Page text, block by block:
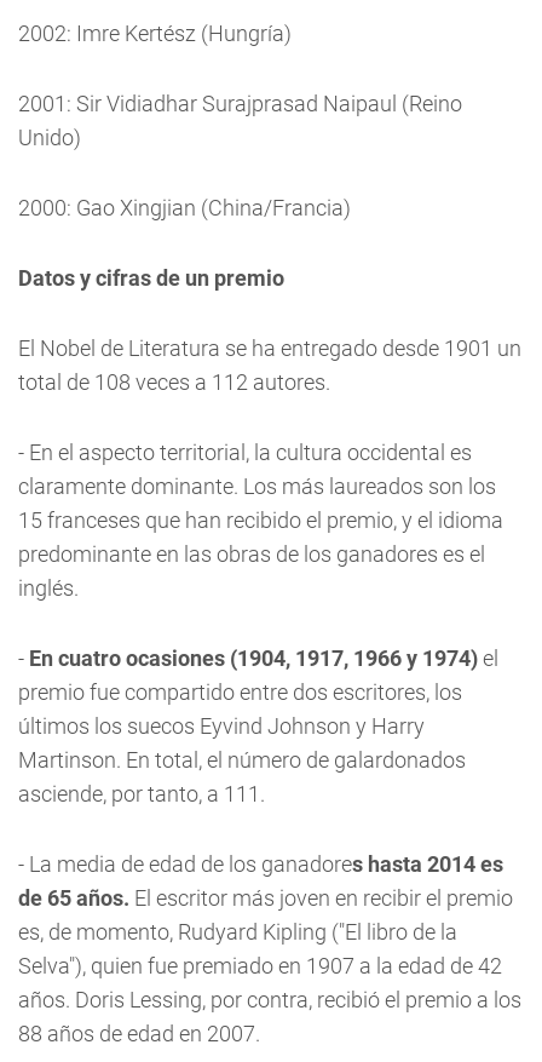
2002: Imre Kertész (Hungría)
2001: Sir Vidiadhar Surajprasad Naipaul (Reino
Unido)
2000: Gao Xingjian (China/Francia)
Datos y cifras de un premio
El Nobel de Literatura se ha entregado desde 1901 un
total de 108 veces a 112 autores.
- En el aspecto territorial, la cultura occidental es
claramente dominante. Los más laureados son los
15 franceses que han recibido el premio, y el idioma
predominante en las obras de los ganadores es el
inglés.
- En cuatro ocasiones (1904, 1917, 1966 y 1974)el
premio fue compartido entre dos escritores, los
últimos los suecos Eyvind Johnson y Harry
Martinson. En total, el número de galardonados
asciende, por tanto, a 111.
- La media de edad de los ganadores hasta 2014 es
de 65 años. El escritor más joven en recibir el premio
es, de momento, Rudyard Kipling ("El libro de la
Selva"), quien fue premiado en 1907 a la edad de 42
años. Doris Lessing, por contra, recibió el premio a los
88 años de edad en 2007.